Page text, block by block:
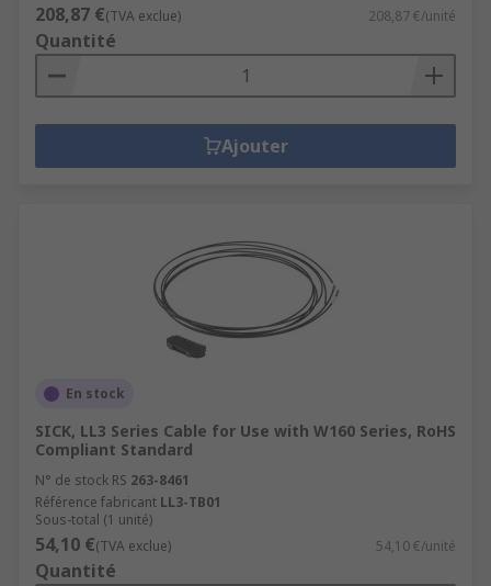
208,87 €(TVA exclue) 208,87 €/unité
Quantité
Ajouter
En stock
SICK, LL3 Series Cable for Use with W160 Series, RoHS
Compliant Standard
N° de stock RS 263-8461
Référence fabricant LL3-TB01
Sous-total (1 unité)
54,10 €(TVA exclue) 54,10 €/unité
Quantité